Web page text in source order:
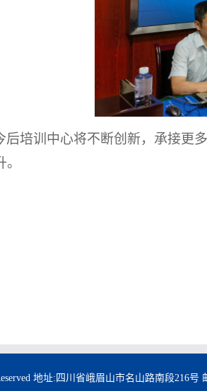
后培训中心将不断创新，承接更多
地址:四川省峨眉山市名山路南段216号